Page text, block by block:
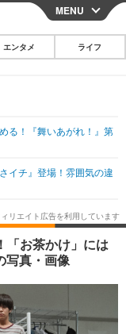
CLOSE
その他
韓国・芸能
スポーツ
その他
グルメ
ショッピング
MENU
エンタメ ライフ
る！『舞いあがれ！』第
イチ』登場！雰囲気の違
「お茶かけ」には
写真・画像